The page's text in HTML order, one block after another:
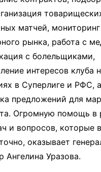
матчей, мониторинг
рынка, работа с
с болельщиками,
интересов клуба
в Суперлиге и РФС,
предложений для
Огромную помощь в
и вопросов, которые
оказывает
Ангелина Уразова.